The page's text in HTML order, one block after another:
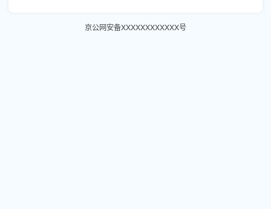
京公网安备XXXXXXXXXXXX号